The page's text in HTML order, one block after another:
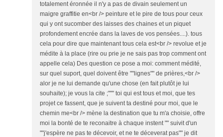
totalement éronnée il n'y a pas de divain seulement un
maigre graffitie en<br /> peinture et le pire de tous pour ceux
qui y ont sucomber des laisses des chaines et un piquet
profondement encrée dans la laves de vos pensées....). tous
cela pour dire que maintenant tous cela est<br /> revolue et je
médite à la place (rire ou prie je ne sais pas trop comment ont
appelle cela) Des question ce pose a moi: comment médité,
sur quel suport, quel doivent être ""lignes"" de prières,<br />
alor je ne lui demande qu'une chose (en fait plutôt je lui
souhaite); je vous la cite ;""" toi qui est tous et moi, que tes
projet ce fassent, que je suivent ta destiné pour moi, que le
chemin me<br /> mène la destination que tu m'a choisie, offre
moi la bonté de te reconaitre à chaque instent "" suivit d'un
""j'espère ne pas te décevoir, et ne te déceverat pas"" je dit